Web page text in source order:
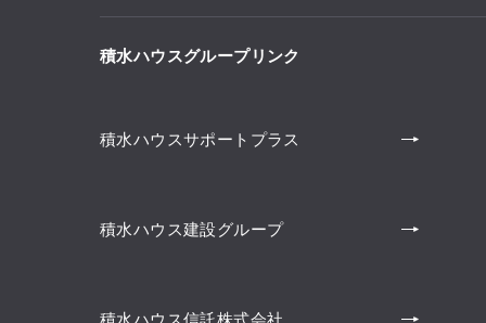
積水ハウスグループリンク
積水ハウスサポートプラス
積水ハウス建設グループ